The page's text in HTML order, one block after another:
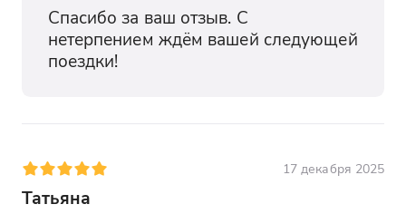
Спасибо за ваш отзыв. С
нетерпением ждём вашей следующей
поездки!
17 декабря 2025
Татьяна